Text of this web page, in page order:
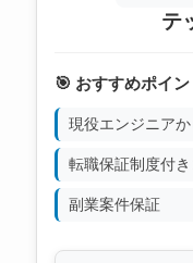
テ
🎯 おすすめポイン
現役エンジニア
転職保証制度付き
副業案件保証